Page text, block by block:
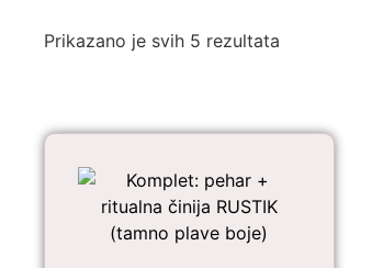
Prikazano je svih 5 rezultata